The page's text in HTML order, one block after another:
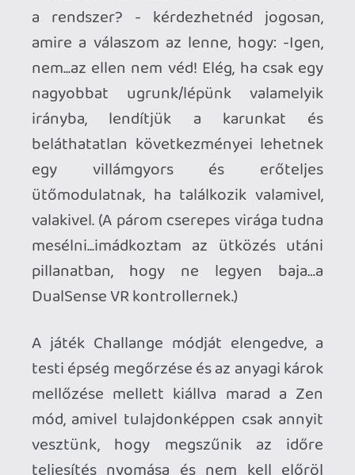
mérlegre téve ismét vastagabban fogott
a ceruza a kelleténél, akármennyire is
klassz VR játékot tett le a Wolf & Wood
csapat az asztalra. Nem ismerem a Sony
jövőbeli terveit az eszközzel
kapcsolatban, de kifejezetten jót tenne
neki, ha minden VR2 vásárló kapna ehhez
hasonló apró, ötletes indiekből egy
csokorra valót vásárláskor, vagy
elkezdhetnének beszivárogni a Plusba
szép lassan.